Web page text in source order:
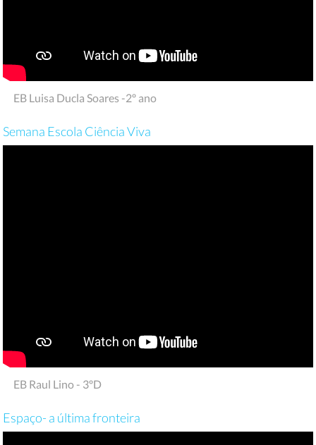
EB Luisa Ducla Soares -2º ano
Semana Escola Ciência Viva
EB Raul Lino - 3ºD
Espaço- a última fronteira